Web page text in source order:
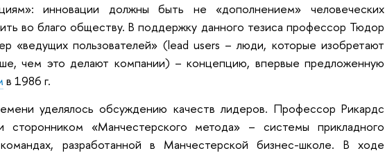
инновации должны быть не «дополнением» человеческих
во благо обществу. В поддержку данного тезиса профессор Тюдор
«ведущих пользователей» (lead users – люди, которые изобретают
чем это делают компании) – концепцию, впервые предложенную
в 1986 г.
уделялось обсуждению качеств лидеров. Профессор Рикардс
сторонником «Манчестерского метода» – системы прикладного
разработанной в Манчестерской бизнес-школе. В ходе